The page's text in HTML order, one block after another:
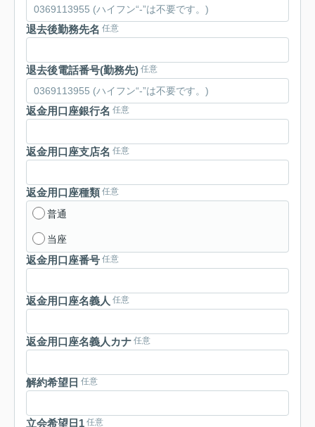
退去後勤務先名 任意
退去後電話番号(勤務先) 任意
返金用口座銀行名 任意
返金用口座支店名 任意
返金用口座種類 任意
普通
当座
返金用口座番号 任意
返金用口座名義人 任意
返金用口座名義人カナ 任意
解約希望日 任意
立会希望日1 任意